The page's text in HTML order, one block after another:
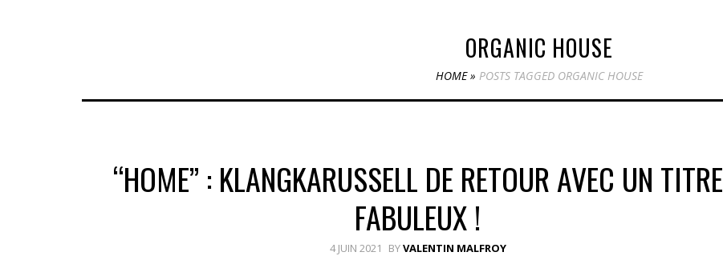
ORGANIC HOUSE
HOME» POSTS TAGGED ORGANIC HOUSE
“HOME” : KLANGKARUSSELL DE RETOUR AVEC UN TITRE
FABULEUX !
4 JUIN 2021 BYVALENTIN MALFROY